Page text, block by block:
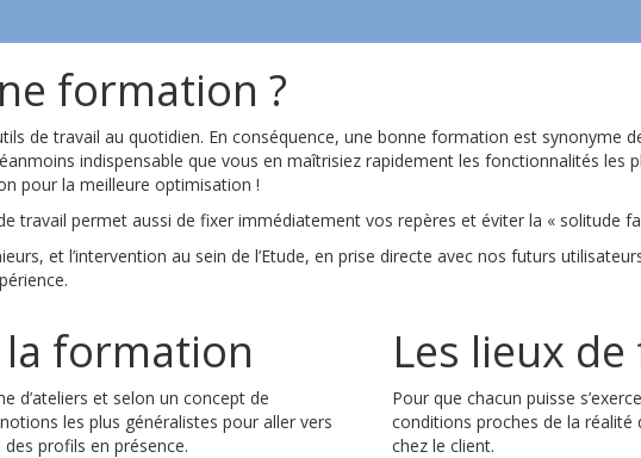
formation ?
de travail au quotidien. En conséquence, une bonne formation est synonyme
indispensable que vous en maîtrisiez rapidement les fonctionnalités les
pour la meilleure optimisation !
travail permet aussi de fixer immédiatement vos repères et éviter la « solitude
et l’intervention au sein de l’Etude, en prise directe avec nos futurs
formation
d’ateliers et selon un concept de
les plus généralistes pour aller vers
profils en présence.
Les lieux
Pour que chacun puisse
conditions proches de la
chez le client.